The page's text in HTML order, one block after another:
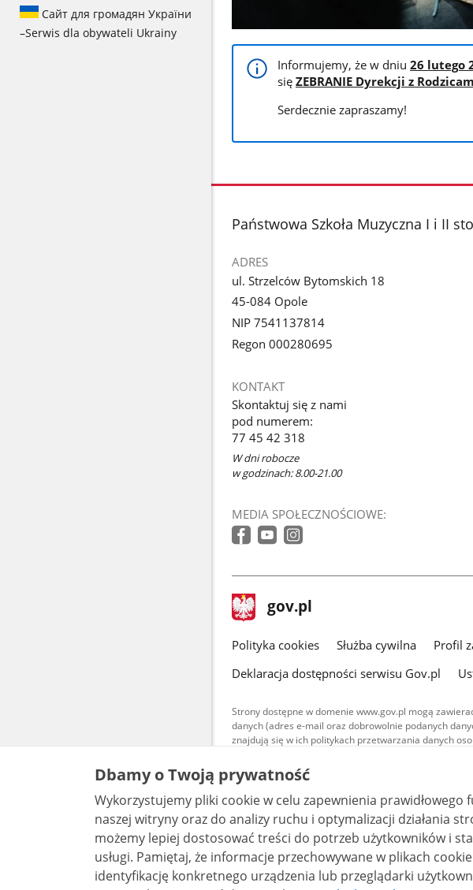
Сайт для громадян України
–Serwis dla obywateli Ukrainy
Informujemy, że w dniu 26 lutego
się ZEBRANIE Dyrekcji z
Serdecznie zapraszamy!
stopka
Państwowa Szkoła Muzyczna I i II
ADRES
ul. Strzelców Bytomskich 18
45-084 Opole
NIP 7541137814
Regon 000280695
KONTAKT
Skontaktuj się z nami
pod numerem:
77 45 42 318
W dni robocze
w godzinach: 8.00-21.00
MEDIA SPOŁECZNOŚCIOWE:
stopka
gov.pl Strona
gov.pl
gov.pl
Polityka cookies Służba cywilna Profil
Deklaracja dostępności serwisu Gov.pl
Strony dostępne w domenie www.gov.pl mogą
danych (adres e-mail oraz dobrowolnie podanych
znajdują się w ich politykach przetwarzania danych
Treści tekstowe publikowane w serwisie
udostępniane na licencji typu Creative
warunkach 4.0 (CC BY-SA 4.0).
są udostępniane na licencji typu
bez utworów zależnych 4.0 (CC BY-NC-
Dbamy o Twoją prywatność
Wykorzystujemy pliki cookie w celu zapewnienia prawidłowego
naszej witryny oraz do analizy ruchu i optymalizacji działania strony.
możemy lepiej dostosować treści do potrzeb użytkowników i
usługi. Pamiętaj, że informacje przechowywane w plikach cookie mogą pozwalać na
identyfikację konkretnego urządzenia lub przeglądarki